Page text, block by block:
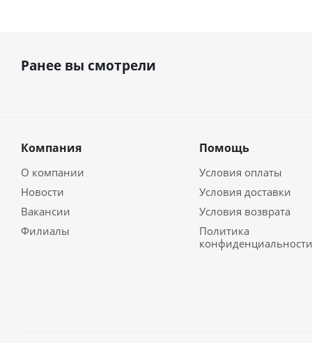
Ранее вы смотрели
Компания
О компании
Новости
Вакансии
Филиалы
Помощь
Условия оплаты
Условия доставки
Условия возврата
Политика
конфиденциальности